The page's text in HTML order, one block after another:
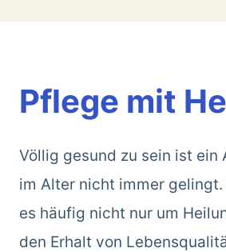
Pflege mit
Völlig gesund zu sein ist ein
im Alter nicht immer
es häufig nicht nur um
den Erhalt von